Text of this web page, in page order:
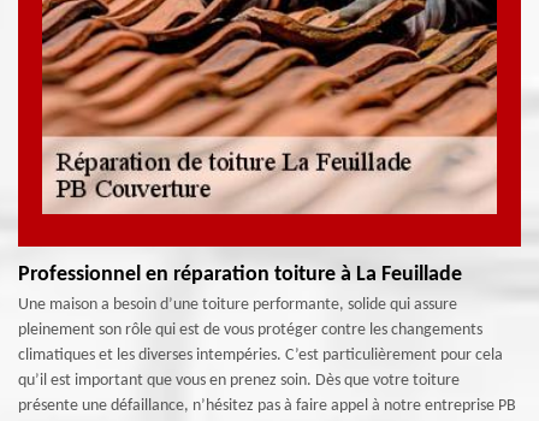
Professionnel en réparation toiture à La Feuillade
Une maison a besoin d’une toiture performante, solide qui assure
pleinement son rôle qui est de vous protéger contre les changements
climatiques et les diverses intempéries. C’est particulièrement pour cela
qu’il est important que vous en prenez soin. Dès que votre toiture
présente une défaillance, n’hésitez pas à faire appel à notre entreprise PB